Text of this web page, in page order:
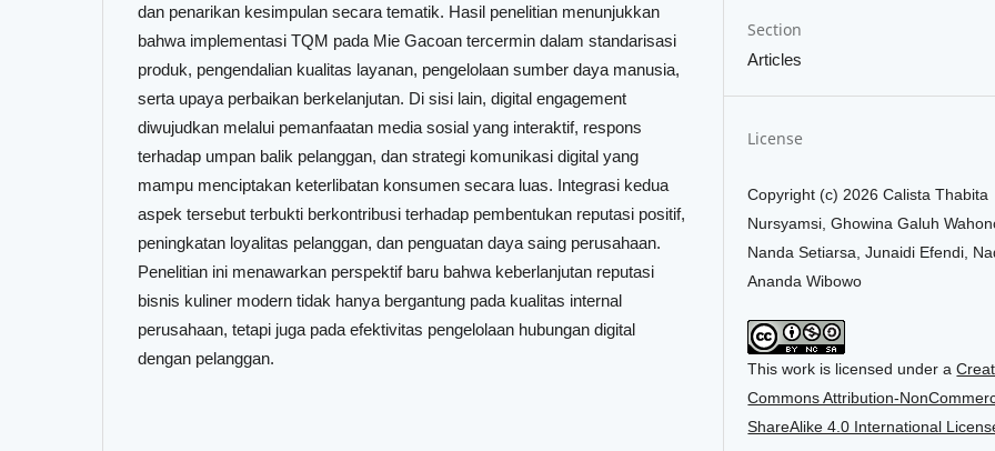
dan penarikan kesimpulan secara tematik. Hasil penelitian menunjukkan
bahwa implementasi TQM pada Mie Gacoan tercermin dalam standarisasi
produk, pengendalian kualitas layanan, pengelolaan sumber daya manusia,
serta upaya perbaikan berkelanjutan. Di sisi lain, digital engagement
diwujudkan melalui pemanfaatan media sosial yang interaktif, respons
terhadap umpan balik pelanggan, dan strategi komunikasi digital yang
mampu menciptakan keterlibatan konsumen secara luas. Integrasi kedua
aspek tersebut terbukti berkontribusi terhadap pembentukan reputasi positif,
peningkatan loyalitas pelanggan, dan penguatan daya saing perusahaan.
Penelitian ini menawarkan perspektif baru bahwa keberlanjutan reputasi
bisnis kuliner modern tidak hanya bergantung pada kualitas internal
perusahaan, tetapi juga pada efektivitas pengelolaan hubungan digital
dengan pelanggan.
Section
Articles
License
Copyright (c) 2026 Calista Thabita
Nursyamsi, Ghowina Galuh
Nanda Setiarsa, Junaidi Efendi,
Ananda Wibowo
This work is licensed under a
Commons Attribution-
ShareAlike 4.0 International